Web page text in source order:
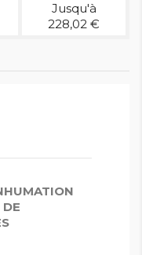
Jusqu'à
228,02 €